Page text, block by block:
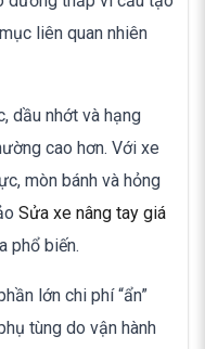
liên quan nhiên
dầu nhớt và hạng
cao hơn. Với xe
mòn bánh và hỏng
Sửa xe nâng tay giá
phổ biến.
lớn chi phí “ẩn”
tùng do vận hành